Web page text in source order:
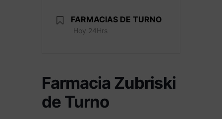
FARMACIAS DE TURNO
Hoy 24Hrs
Farmacia Zubriski
de Turno